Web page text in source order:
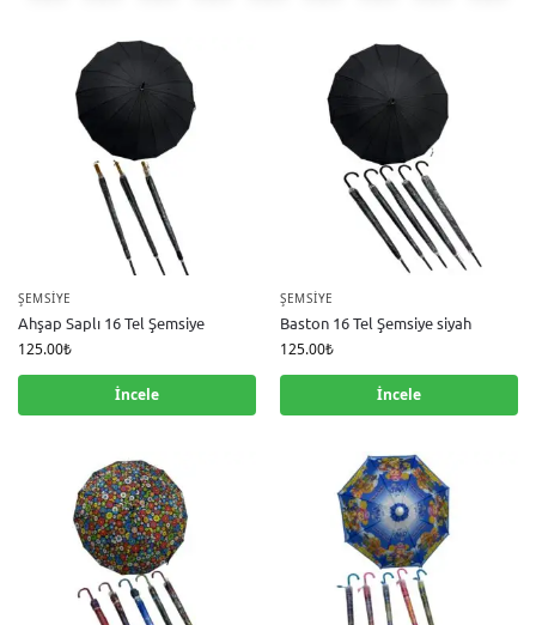
ŞEMSIYE
Ahşap Saplı 16 Tel Şemsiye
125.00₺
İncele
ŞEMSIYE
Baston 16 Tel Şemsiye siyah
125.00₺
İncele